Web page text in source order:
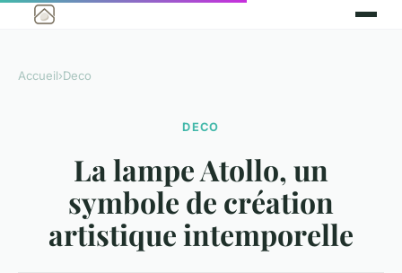
Accueil›Deco
DECO
La lampe Atollo, un
symbole de création
artistique intemporelle